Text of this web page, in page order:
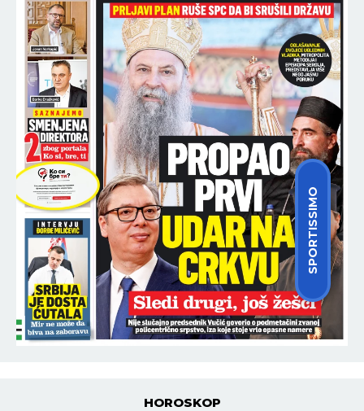
SPORTISSIMO
HOROSKOP